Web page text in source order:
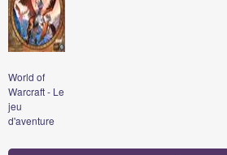
World of
Warcraft - Le
jeu
d'aventure